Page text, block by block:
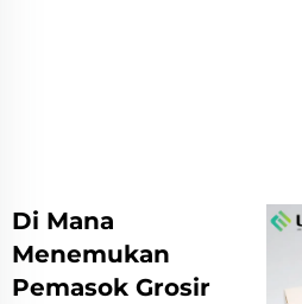
Di Mana
Menemukan
Pemasok Grosir